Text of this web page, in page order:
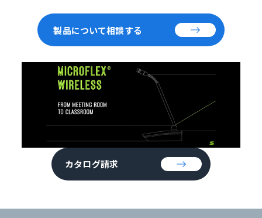
製品について相談する
カタログ請求